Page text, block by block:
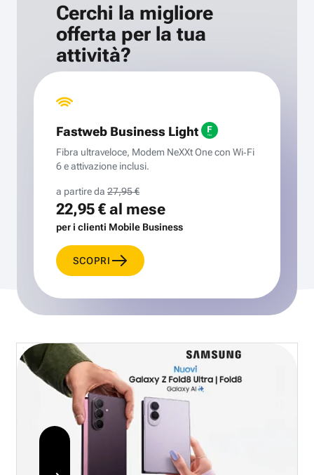
Cerchi la migliore
offerta per la tua
attività?
Fastweb Business Light
Fibra ultraveloce, Modem NeXXt One con Wi‑Fi
6 e attivazione inclusi.
a partire da 27,95 €
22,95 €al mese
per i clienti Mobile Business
SCOPRI